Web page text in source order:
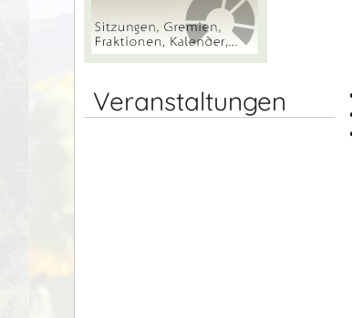
Veranstaltungen